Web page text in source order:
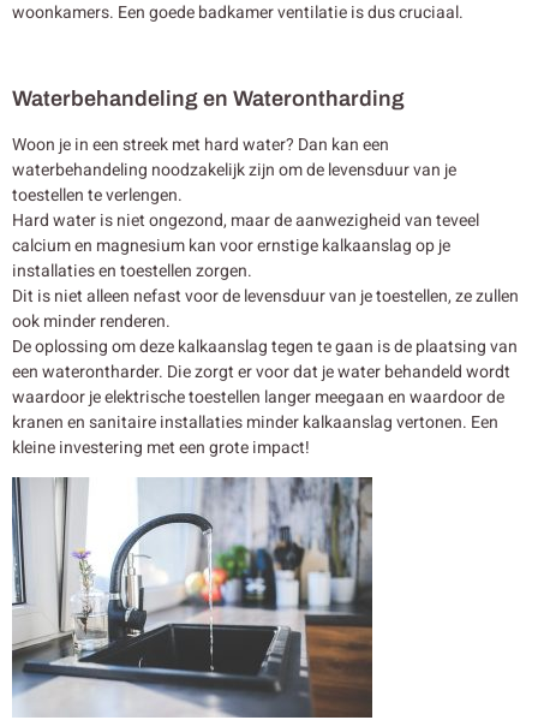
woonkamers. Een goede badkamer ventilatie is dus cruciaal.
Waterbehandeling en Waterontharding
Woon je in een streek met hard water? Dan kan een
waterbehandeling noodzakelijk zijn om de levensduur van je
toestellen te verlengen.
Hard water is niet ongezond, maar de aanwezigheid van teveel
calcium en magnesium kan voor ernstige kalkaanslag op je
installaties en toestellen zorgen.
Dit is niet alleen nefast voor de levensduur van je toestellen, ze zullen
ook minder renderen.
De oplossing om deze kalkaanslag tegen te gaan is de plaatsing van
een waterontharder. Die zorgt er voor dat je water behandeld wordt
waardoor je elektrische toestellen langer meegaan en waardoor de
kranen en sanitaire installaties minder kalkaanslag vertonen. Een
kleine investering met een grote impact!